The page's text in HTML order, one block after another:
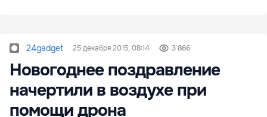
24gadget 25 декабря 2015, 08:14 3 866
Новогоднее поздравление
начертили в воздухе при
помощи дрона